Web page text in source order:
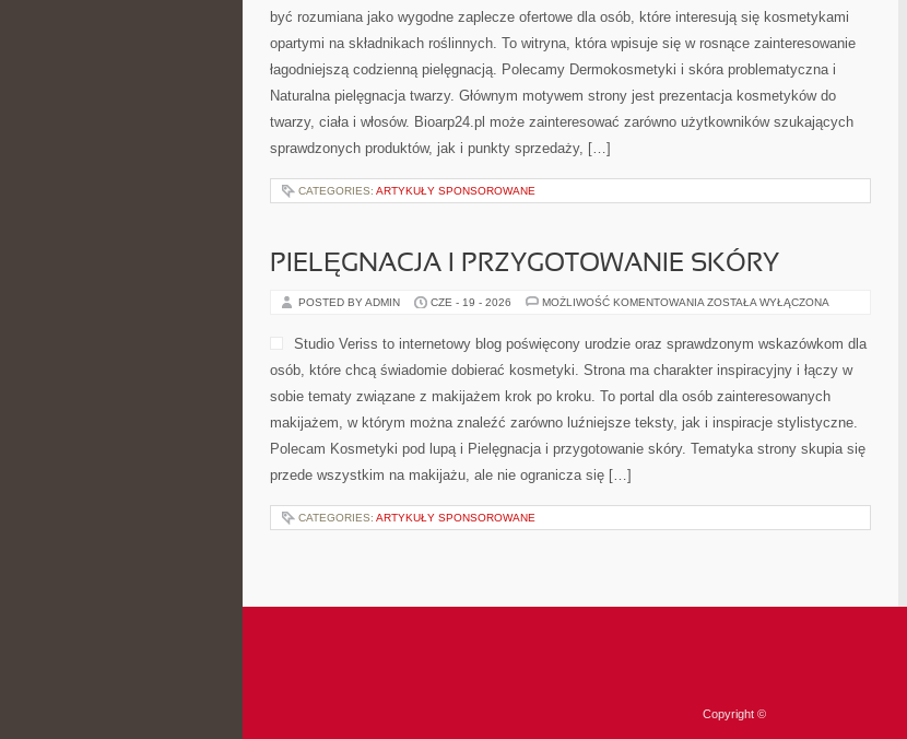
być rozumiana jako wygodne zaplecze ofertowe dla osób, które interesują się kosmetykami
opartymi na składnikach roślinnych. To witryna, która wpisuje się w rosnące zainteresowanie
łagodniejszą codzienną pielęgnacją. Polecamy Dermokosmetyki i skóra problematyczna i
Naturalna pielęgnacja twarzy. Głównym motywem strony jest prezentacja kosmetyków do
twarzy, ciała i włosów. Bioarp24.pl może zainteresować zarówno użytkowników szukających
sprawdzonych produktów, jak i punkty sprzedaży, […]
CATEGORIES: ARTYKUŁY SPONSOROWANE
PIELĘGNACJA I PRZYGOTOWANIE SKÓRY
POSTED BY ADMIN CZE - 19 - 2026 MOŻLIWOŚĆ KOMENTOWANIA PIELĘGNACJA
SKÓRY
ZOSTAŁA WYŁĄCZONA
Studio Veriss to internetowy blog poświęcony urodzie oraz sprawdzonym wskazówkom dla
osób, które chcą świadomie dobierać kosmetyki. Strona ma charakter inspiracyjny i łączy w
sobie tematy związane z makijażem krok po kroku. To portal dla osób zainteresowanych
makijażem, w którym można znaleźć zarówno luźniejsze teksty, jak i inspiracje stylistyczne.
Polecam Kosmetyki pod lupą i Pielęgnacja i przygotowanie skóry. Tematyka strony skupia się
przede wszystkim na makijażu, ale nie ogranicza się […]
CATEGORIES: ARTYKUŁY SPONSOROWANE
Copyright ©